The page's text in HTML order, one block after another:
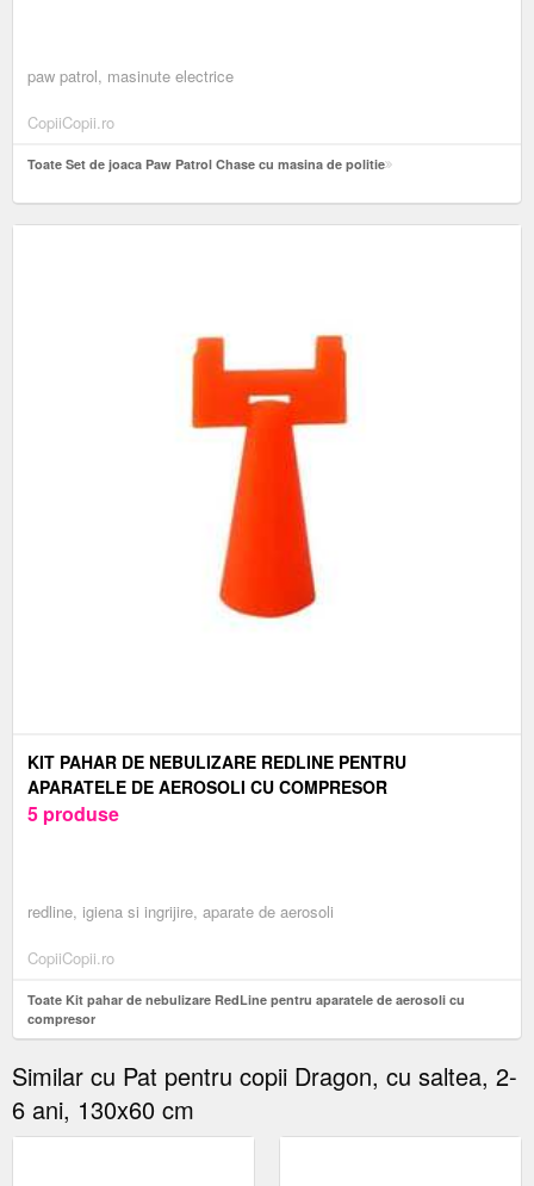
paw patrol, masinute electrice
CopiiCopii.ro
Toate Set de joaca Paw Patrol Chase cu masina de politie
KIT PAHAR DE NEBULIZARE REDLINE PENTRU
APARATELE DE AEROSOLI CU COMPRESOR
5 produse
redline, igiena si ingrijire, aparate de aerosoli
CopiiCopii.ro
Toate Kit pahar de nebulizare RedLine pentru aparatele de aerosoli cu
compresor
Similar cu Pat pentru copii Dragon, cu saltea, 2-
6 ani, 130x60 cm